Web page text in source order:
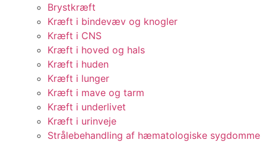
Brystkræft
Kræft i bindevæv og knogler
Kræft i CNS
Kræft i hoved og hals
Kræft i huden
Kræft i lunger
Kræft i mave og tarm
Kræft i underlivet
Kræft i urinveje
Strålebehandling af hæmatologiske sygdomme